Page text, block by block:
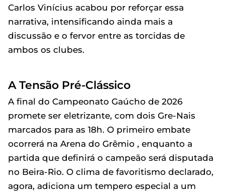
Carlos Vinícius acabou por reforçar essa
narrativa, intensificando ainda mais a
discussão e o fervor entre as torcidas de
ambos os clubes.
A Tensão Pré-Clássico
A final do Campeonato Gaúcho de 2026
promete ser eletrizante, com dois Gre-Nais
marcados para as 18h. O primeiro embate
ocorrerá na Arena do Grêmio , enquanto a
partida que definirá o campeão será disputada
no Beira-Rio. O clima de favoritismo declarado,
agora, adiciona um tempero especial a um